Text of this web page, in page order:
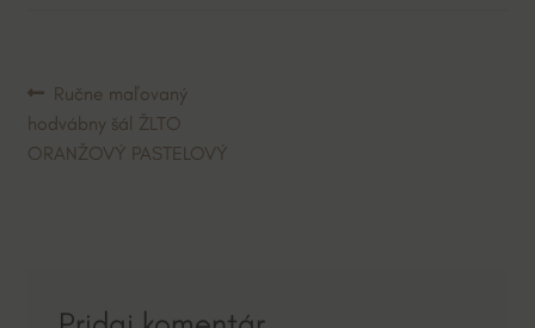
Navigácia
v
Predchádzajúci
článok:
Ručne maľovaný
hodvábny šál ŽLTO
ORANŽOVÝ PASTELOVÝ